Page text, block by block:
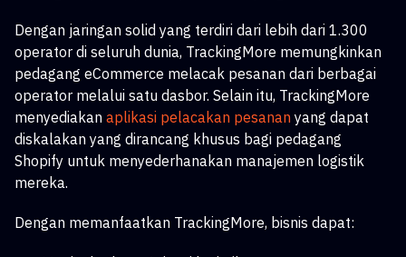
Dengan jaringan solid yang terdiri dari lebih dari 1.300
operator di seluruh dunia, TrackingMore memungkinkan
pedagang eCommerce melacak pesanan dari berbagai
operator melalui satu dasbor. Selain itu, TrackingMore
menyediakan aplikasi pelacakan pesanan yang dapat
diskalakan yang dirancang khusus bagi pedagang
Shopify untuk menyederhanakan manajemen logistik
mereka.
Dengan memanfaatkan TrackingMore, bisnis dapat: